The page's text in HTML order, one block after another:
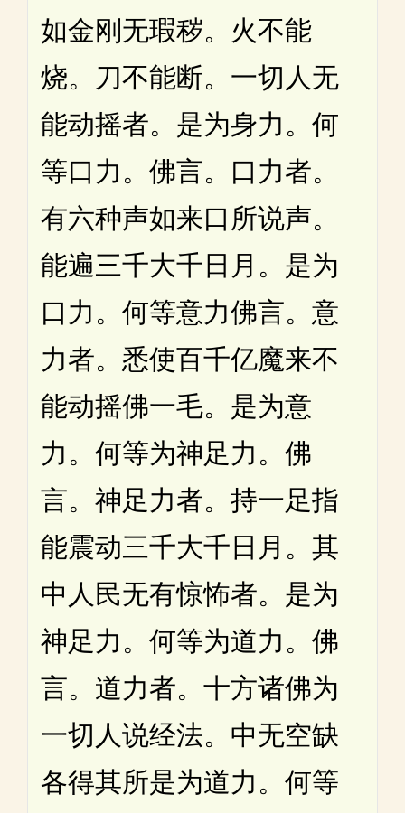
如金刚无瑕秽。火不能
烧。刀不能断。一切人无
能动摇者。是为身力。何
等口力。佛言。口力者。
有六种声如来口所说声。
能遍三千大千日月。是为
口力。何等意力佛言。意
力者。悉使百千亿魔来不
能动摇佛一毛。是为意
力。何等为神足力。佛
言。神足力者。持一足指
能震动三千大千日月。其
中人民无有惊怖者。是为
神足力。何等为道力。佛
言。道力者。十方诸佛为
一切人说经法。中无空缺
各得其所是为道力。何等